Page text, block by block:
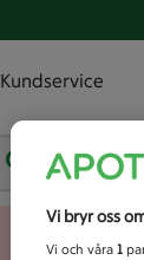
Kundservice
Vad letar
Vi bryr oss
Vi och våra 1